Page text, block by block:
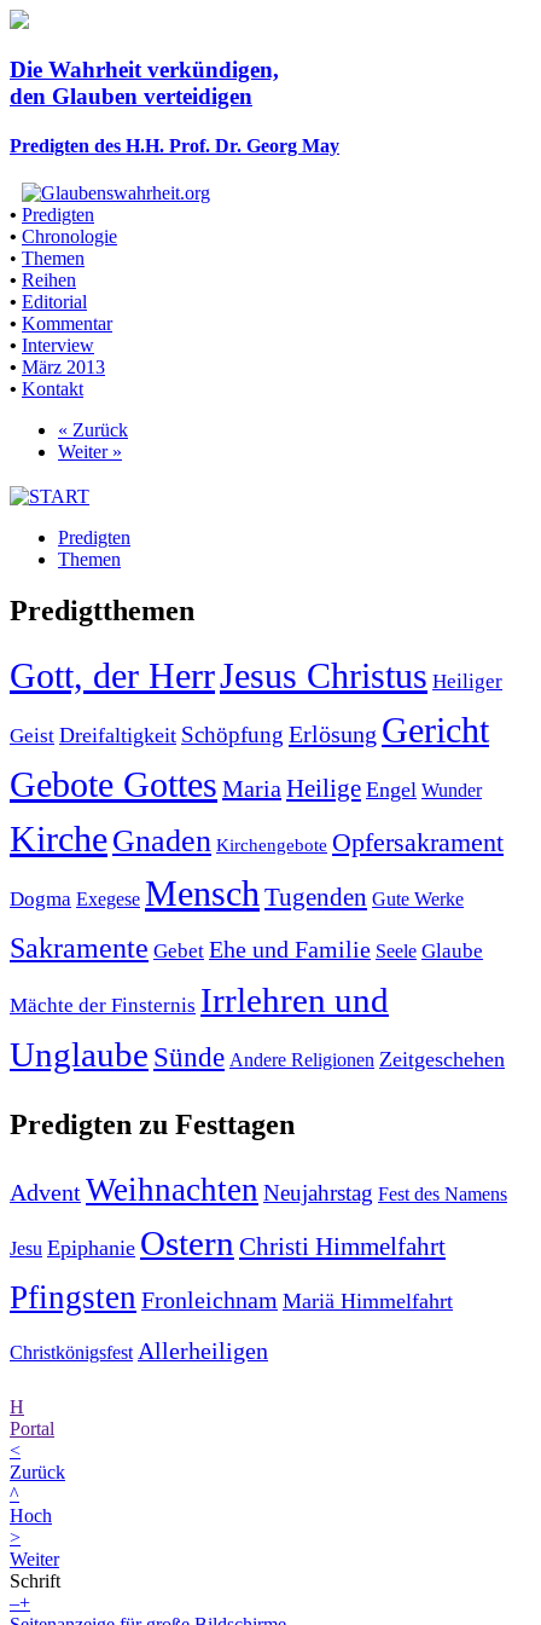
Die Wahrheit verkündigen,
den Glauben verteidigen
Predigten des H.H. Prof. Dr. Georg May
• Predigten
• Chronologie
• Themen
• Reihen
• Editorial
• Kommentar
• Interview
• März 2013
• Kontakt
« Zurück
Weiter »
Predigten
Themen
Predigtthemen
Gott, der HerrJesus Christus Heiliger
Geist Dreifaltigkeit Schöpfung Erlösung Gericht
Gebote Gottes Maria Heilige Engel Wunder
KircheGnaden Kirchengebote Opfersakrament
Dogma Exegese MenschTugenden Gute Werke
Sakramente Gebet Ehe und Familie Seele Glaube
Mächte der Finsternis Irrlehren und
Unglaube Sünde Andere Religionen Zeitgeschehen
Predigten zu Festtagen
AdventWeihnachten Neujahrstag Fest des Namens
Jesu Epiphanie Ostern Christi Himmelfahrt
Pfingsten Fronleichnam Mariä Himmelfahrt
Christkönigsfest Allerheiligen
H
Portal
<
Zurück
^
Hoch
>
Weiter
Schrift
–+